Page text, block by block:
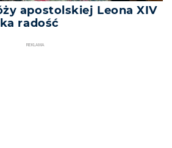
apostolskiej Leona XIV
radość
REKLAMA